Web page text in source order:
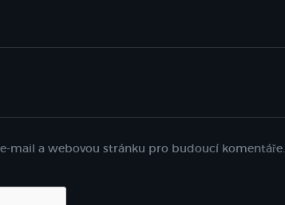
mail a webovou stránku pro budoucí komentáře.